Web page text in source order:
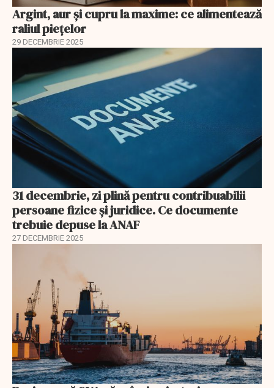
Argint, aur și cupru la maxime: ce alimentează
raliul piețelor
29 DECEMBRIE 2025
31 decembrie, zi plină pentru contribuabilii
persoane fizice şi juridice. Ce documente
trebuie depuse la ANAF
27 DECEMBRIE 2025